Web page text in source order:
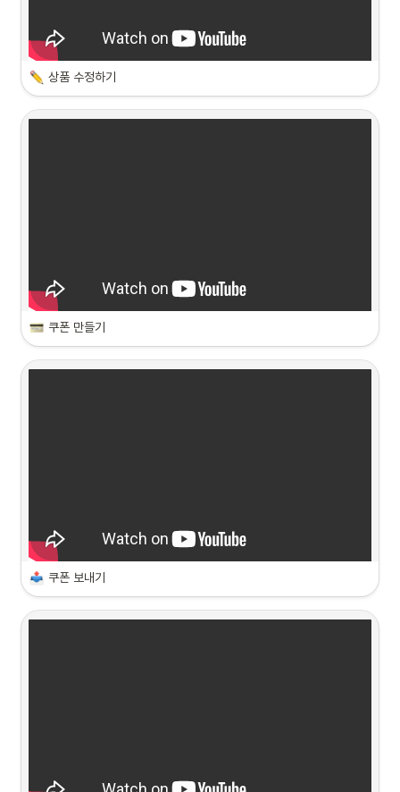
상품 수정하기
쿠폰 만들기
쿠폰 보내기